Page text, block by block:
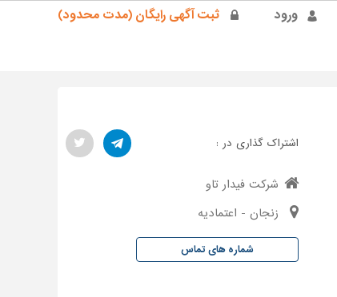
ورود ثبت آگهی رایگان (مدت محدود)
اشتراک گذاری در :
شركت فيدار تاو
زنجان - اعتماديه
شماره های تماس